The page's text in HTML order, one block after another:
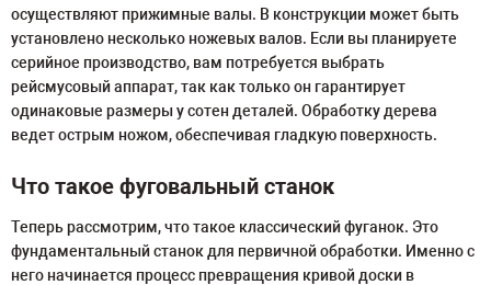
осуществляют прижимные валы. В конструкции может быть
установлено несколько ножевых валов. Если вы планируете
серийное производство, вам потребуется выбрать
рейсмусовый аппарат, так как только он гарантирует
одинаковые размеры у сотен деталей. Обработку дерева
ведет острым ножом, обеспечивая гладкую поверхность.
Что такое фуговальный станок
Теперь рассмотрим, что такое классический фуганок. Это
фундаментальный станок для первичной обработки. Именно с
него начинается процесс превращения кривой доски в